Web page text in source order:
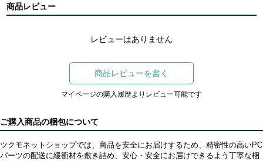
商品レビュー
レビューはありません
商品レビューを書く
マイページの購入履歴よりレビュー可能です
ご購入商品の梱包について
ツクモネットショップでは、商品を安全にお届けするため、精密性の高いPC
パーツの配送に緩衝材を敷き詰め、安心・安全にお届けできるよう丁寧な梱